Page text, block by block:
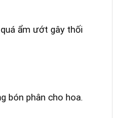
ẩm ướt gây thối
bón phân cho hoa.